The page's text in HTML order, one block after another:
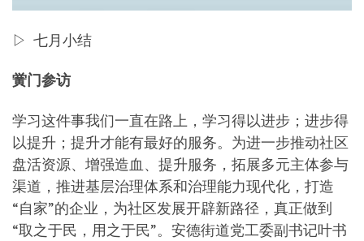
▷ 七月小结
黉门参访
学习这件事我们一直在路上，学习得以进步；进步得
以提升；提升才能有最好的服务。为进一步推动社区
盘活资源、增强造血、提升服务，拓展多元主体参与
渠道，推进基层治理体系和治理能力现代化，打造
“自家”的企业，为社区发展开辟新路径，真正做到
“取之于民，用之于民”。安德街道党工委副书记叶书